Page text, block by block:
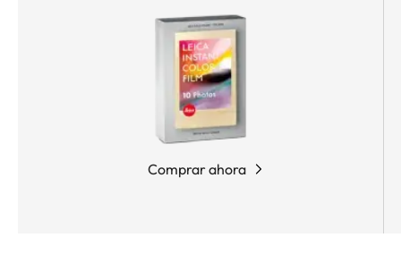
Comprar ahora